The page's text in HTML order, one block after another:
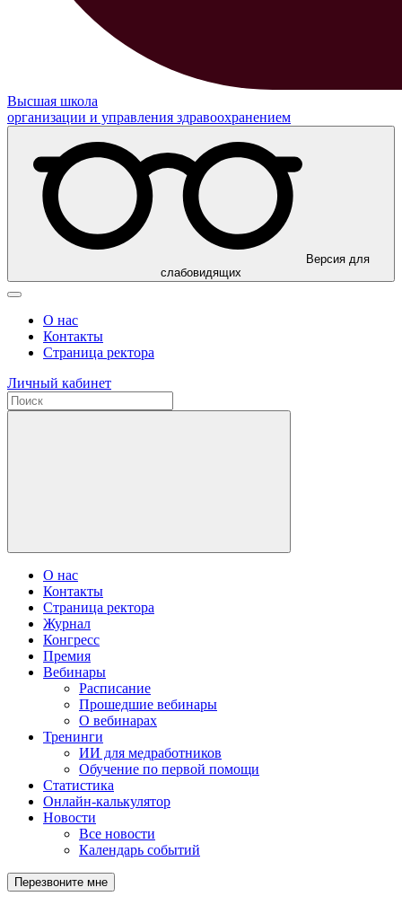
Высшая школа
организации и управления здравоохранением
Версия для
слабовидящих
О нас
Контакты
Страница ректора
Личный кабинет
О нас
Контакты
Страница ректора
Журнал
Конгресс
Премия
Вебинары
Расписание
Прошедшие вебинары
О вебинарах
Тренинги
ИИ для медработников
Обучение по первой помощи
Статистика
Онлайн-калькулятор
Новости
Все новости
Календарь событий
Перезвоните мне